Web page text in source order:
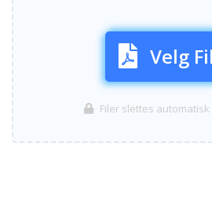
Velg
Filer slettes automatisk